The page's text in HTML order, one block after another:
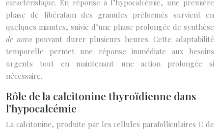
caractéristique. En réponse à l’hypocalcémie, une première
phase de libération des granules préformés survient en
quelques minutes, suivie d’une phase prolongée de synthèse
de novo pouvant durer plusieurs heures. Cette adaptabilité
temporelle permet une réponse immédiate aux besoins
urgents tout en maintenant une action prolongée si
nécessaire.
Rôle de la calcitonine thyroïdienne dans
l’hypocalcémie
La calcitonine, produite par les cellules parafolliculaires C de